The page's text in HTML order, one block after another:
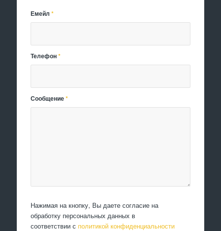
Емейл*
Телефон*
Сообщение*
Нажимая на кнопку, Вы даете согласие на
обработку персональных данных в
соответствии с политикой конфиденциальности